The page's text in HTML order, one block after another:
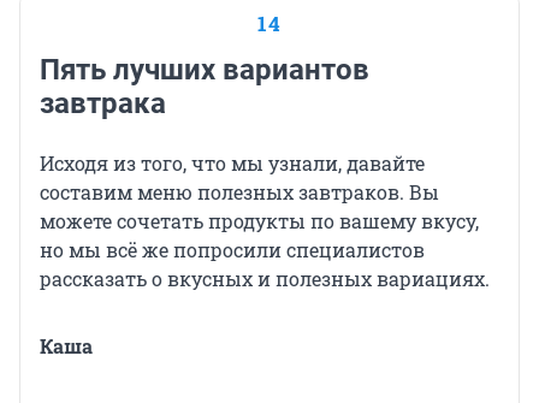
14
Пять лучших вариантов
завтрака
Исходя из того, что мы узнали, давайте
составим меню полезных завтраков. Вы
можете сочетать продукты по вашему вкусу,
но мы всё же попросили специалистов
рассказать о вкусных и полезных вариациях.
Каша